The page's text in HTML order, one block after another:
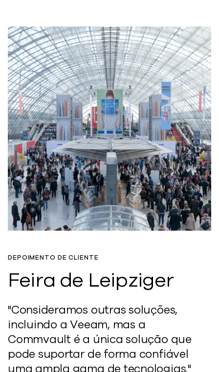
DEPOIMENTO DE CLIENTE
Feira de Leipziger
"Consideramos outras soluções,
incluindo a Veeam, mas a
Commvault é a única solução que
pode suportar de forma confiável
uma ampla gama de tecnologias."